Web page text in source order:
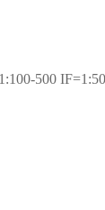
500